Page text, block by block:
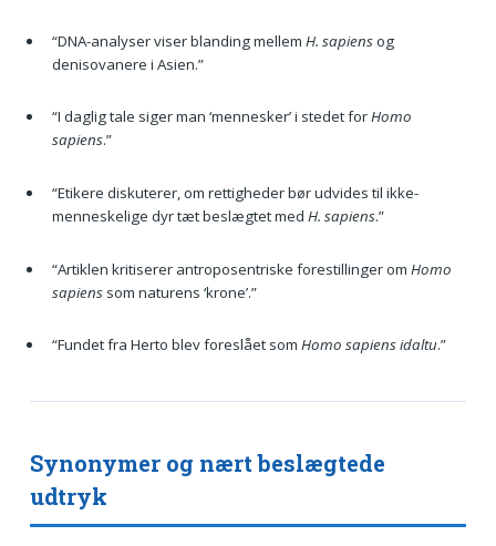
“DNA-analyser viser blanding mellem H. sapiensog
denisovanere i Asien.”
“I daglig tale siger man ‘mennesker’ i stedet forHomo
sapiens.”
“Etikere diskuterer, om rettigheder bør udvides til ikke-
menneskelige dyr tæt beslægtet med H. sapiens.”
“Artiklen kritiserer antroposentriske forestillinger om Homo
sapienssom naturens ‘krone’.”
“Fundet fra Herto blev foreslået som Homo sapiens idaltu.”
Synonymer og nært beslægtede
udtryk